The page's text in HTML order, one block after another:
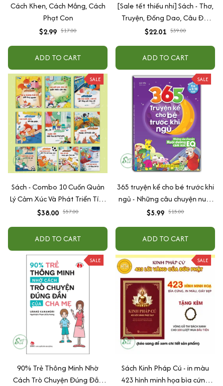
Cách Khen, Cách Mắng, Cách
Phạt Con
$2.99 $17.00
ADD TO CART
[Sale tết thiếu nhi] Sách - Thơ,
Truyện, Đồng Dao, Câu Đố,
Tập Nói Tập Đọc Cho Bé 0-6
$22.01 $39.00
ADD TO CART
SALE
Sách - Combo 10 Cuốn Quản
Lý Cảm Xúc Và Phát Triển Tính
Cách Cho Bé Từ 2 - 6 Tuổi
$38.00 $57.00
ADD TO CART
SALE
365 truyện kể cho bé trước khi
ngủ - Những câu chuyện nuôi
dưỡng cảm xúc EQ (2-12 tuổi)
$5.99 $15.00
ADD TO CART
SALE
90% Trẻ Thông Minh Nhờ
Cách Trò Chuyện Đúng Đắn
SALE
Sách Kinh Pháp Cú - in màu
423 hình minh họa bìa cứng